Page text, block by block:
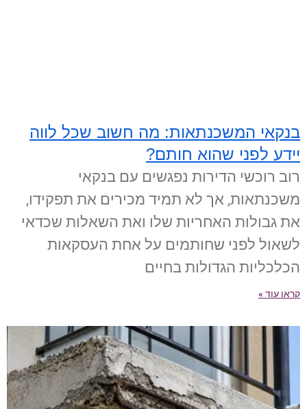
בנקאי המשכנתאות: מה חשוב שכל לווה
יידע לפני שהוא חותם?
רוב רוכשי הדירות נפגשים עם בנקאי
משכנתאות, אך לא תמיד מכירים את תפקידו,
את גבולות האחריות שלו ואת השאלות שכדאי
לשאול לפני שחותמים על אחת העסקאות
הכלכליות הגדולות בחיים
קראו עוד »